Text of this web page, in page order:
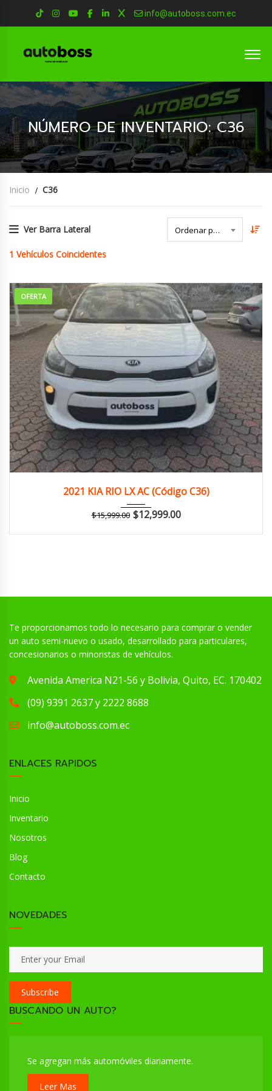
info@autoboss.com.ec
NÚMERO DE INVENTARIO: C36
Inicio C36
Ver Barra Lateral Ordenar por Fecha
1 Vehículos Coincidentes
OFERTA
2021 KIA RIO LX AC (Código C36)
$15,999.00 $12,999.00
Te proporcionamos todo lo necesario para comprar o vender
un auto semi-nuevo o usado, desarrollado para particulares,
concesionarios o minoristas de vehículos.
Avenida America N21-56 y Bolivia, Quito, EC. 170402
(09) 9391 2637 y 2222 8688
info@autoboss.com.ec
ENLACES RAPIDOS
Inicio
Inventario
Nosotros
Blog
Contacto
NOVEDADES
Subscribe
BUSCANDO UN AUTO?
Se agregan más automóviles diariamente.
Leer Mas